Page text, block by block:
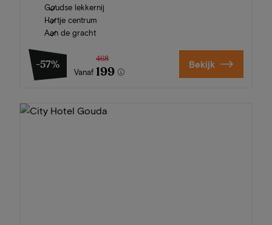
Goudse lekkernij
Hartje centrum
Aan de gracht
-57%
Vanaf
468
199 Bekijk